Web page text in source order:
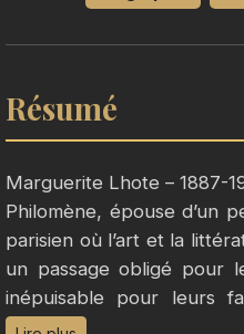
Résumé
Marguerite Lhote – 1887-
Philomène, épouse d’un
parisien où l’art et la
un passage obligé pour
inépuisable pour leurs
tournantes, Philomène